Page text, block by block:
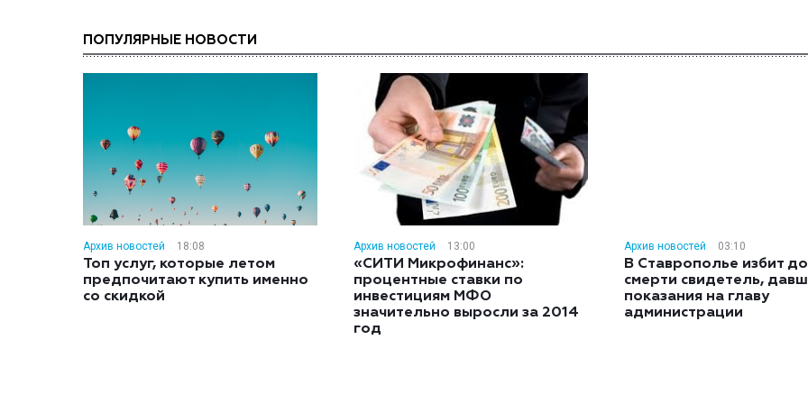
ПОПУЛЯРНЫЕ НОВОСТИ
Архив новостей 18:08
Топ услуг, которые летом
предпочитают купить именно
со скидкой
Архив новостей 13:00
«СИТИ Микрофинанс»:
процентные ставки по
инвестициям МФО
значительно выросли за 2014
год
Архив новостей 03:10
В Ставрополье избит до
смерти свидетель,
показания на главу
администрации